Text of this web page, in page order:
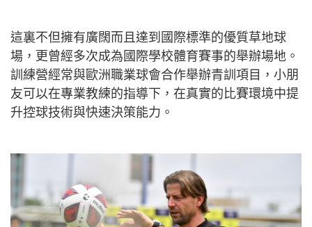
這裏不但擁有廣闊而且達到國際標準的優質草地球
場，更曾經多次成為國際學校體育賽事的舉辦場地。
訓練營經常與歐洲職業球會合作舉辦青訓項目，小朋
友可以在專業教練的指導下，在真實的比賽環境中提
升控球技術與快速決策能力。